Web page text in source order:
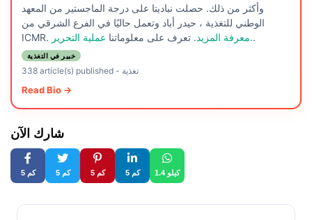
وأكثر من ذلك. حصلت نباديتا على درجة الماجستير من المعهد
الوطني للتغذية ، حيدر أباد وتعمل حاليًا في الفرع الشرقي من
ICMR.
معرفة المزيد. تعرف على معلوماتنا عملية التحرير..
خبير في التغذية
338 article(s) published- تغذية
Read Bio →
شارك الآن
5 كم 5 كم 5 كم 5 كم 1.4 كيلو